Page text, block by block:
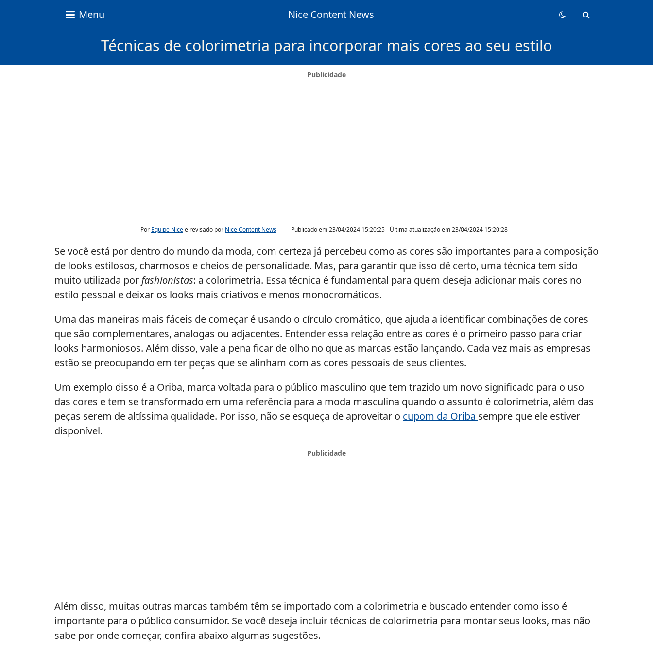
Menu Nice Content News
Técnicas de colorimetria para incorporar mais cores ao seu estilo
Por Equipe Nicee revisado por Nice Content News Publicado em23/04/2024 15:20:25 Última atualização em23/04/2024 15:20:28
Se você está por dentro do mundo da moda, com certeza já percebeu como as cores são importantes para a composição
de looks estilosos, charmosos e cheios de personalidade. Mas, para garantir que isso dê certo, uma técnica tem sido
muito utilizada por fashionistas: a colorimetria. Essa técnica é fundamental para quem deseja adicionar mais cores no
estilo pessoal e deixar os looks mais criativos e menos monocromáticos.
Uma das maneiras mais fáceis de começar é usando o círculo cromático, que ajuda a identificar combinações de cores
que são complementares, analogas ou adjacentes. Entender essa relação entre as cores é o primeiro passo para criar
looks harmoniosos. Além disso, vale a pena ficar de olho no que as marcas estão lançando. Cada vez mais as empresas
estão se preocupando em ter peças que se alinham com as cores pessoais de seus clientes.
Um exemplo disso é a Oriba, marca voltada para o público masculino que tem trazido um novo significado para o uso
das cores e tem se transformado em uma referência para a moda masculina quando o assunto é colorimetria, além das
peças serem de altíssima qualidade. Por isso, não se esqueça de aproveitar o cupom da Oriba sempre que ele estiver
disponível.
Além disso, muitas outras marcas também têm se importado com a colorimetria e buscado entender como isso é
importante para o público consumidor. Se você deseja incluir técnicas de colorimetria para montar seus looks, mas não
sabe por onde começar, confira abaixo algumas sugestões.